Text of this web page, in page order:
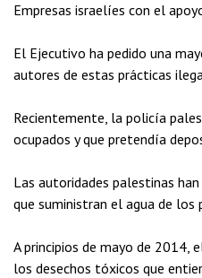
Empresas israelíes con el
El Ejecutivo ha pedido una
autores de estas prácticas
Recientemente, la policía
ocupados y que pretendía
Las autoridades palestinas
que suministran el agua de los
A principios de mayo de 2014,
los desechos tóxicos que